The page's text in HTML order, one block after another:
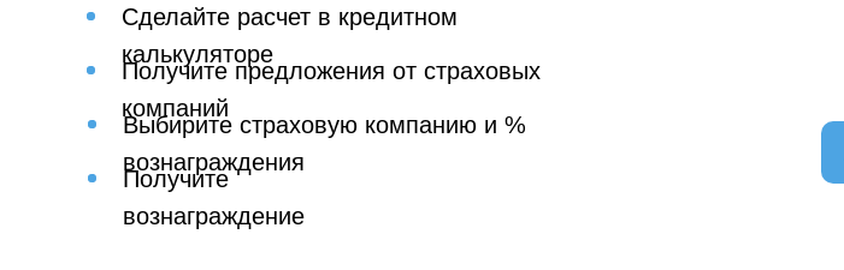
Сделайте расчет в кредитном
калькуляторе
Получите предложения от страховых
компаний
Выбирите страховую компанию и %
вознаграждения
Получите
вознаграждение